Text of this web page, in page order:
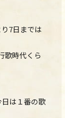
7日までは
歌時代くら
は１番の歌